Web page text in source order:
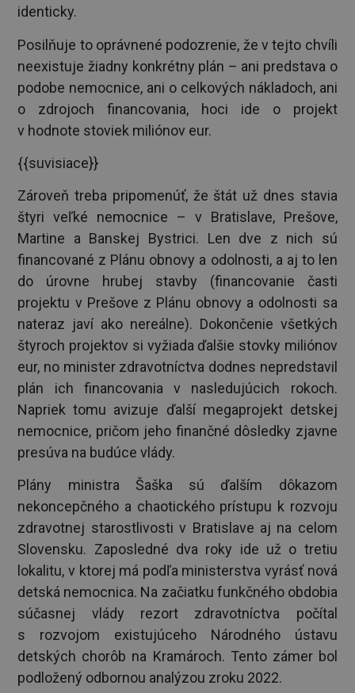
identicky.
Posilňuje to oprávnené podozrenie, že v tejto chvíli
neexistuje žiadny konkrétny plán – ani predstava o
podobe nemocnice, ani o celkových nákladoch, ani
o zdrojoch financovania, hoci ide o projekt
v hodnote stoviek miliónov eur.
{{suvisiace}}
Zároveň treba pripomenúť, že štát už dnes stavia
štyri veľké nemocnice – v Bratislave, Prešove,
Martine a Banskej Bystrici. Len dve z nich sú
financované z Plánu obnovy a odolnosti, a aj to len
do úrovne hrubej stavby (financovanie časti
projektu v Prešove z Plánu obnovy a odolnosti sa
nateraz javí ako nereálne). Dokončenie všetkých
štyroch projektov si vyžiada ďalšie stovky miliónov
eur, no minister zdravotníctva dodnes nepredstavil
plán ich financovania v nasledujúcich rokoch.
Napriek tomu avizuje ďalší megaprojekt detskej
nemocnice, pričom jeho finančné dôsledky zjavne
presúva na budúce vlády.
Plány ministra Šaška sú ďalším dôkazom
nekoncepčného a chaotického prístupu k rozvoju
zdravotnej starostlivosti v Bratislave aj na celom
Slovensku. Zaposledné dva roky ide už o tretiu
lokalitu, v ktorej má podľa ministerstva vyrásť nová
detská nemocnica. Na začiatku funkčného obdobia
súčasnej vlády rezort zdravotníctva počítal
s rozvojom existujúceho Národného ústavu
detských chorôb na Kramároch. Tento zámer bol
podložený odbornou analýzou zroku 2022.